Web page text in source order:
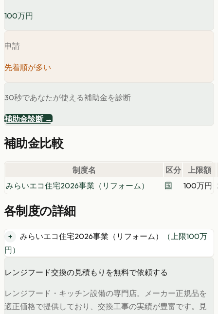
100万円
申請
先着順が多い
30秒であなたが使える補助金を診断
補助金診断 →
補助金比較
制度名 区分
上限額
みらいエコ住宅2026事業（リフォーム）
国 100万円
各制度の詳細
みらいエコ住宅2026事業（リフォーム） （上限100万
円）
レンジフード交換の見積もりを無料で依頼する
レンジフード・キッチン設備の専門店。メーカー正規品を
適正価格で提供しており、交換工事の実績が豊富です。見